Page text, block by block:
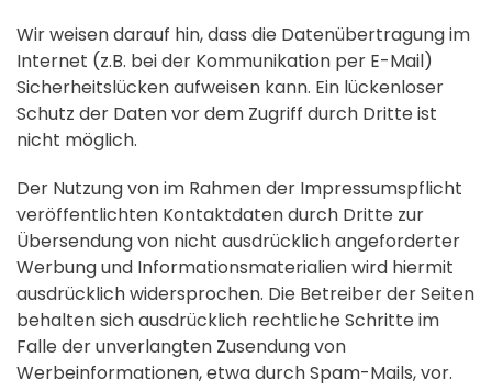
Wir weisen darauf hin, dass die Datenübertragung im
Internet (z.B. bei der Kommunikation per E-Mail)
Sicherheitslücken aufweisen kann. Ein lückenloser
Schutz der Daten vor dem Zugriff durch Dritte ist
nicht möglich.
Der Nutzung von im Rahmen der Impressumspflicht
veröffentlichten Kontaktdaten durch Dritte zur
Übersendung von nicht ausdrücklich angeforderter
Werbung und Informationsmaterialien wird hiermit
ausdrücklich widersprochen. Die Betreiber der Seiten
behalten sich ausdrücklich rechtliche Schritte im
Falle der unverlangten Zusendung von
Werbeinformationen, etwa durch Spam-Mails, vor.